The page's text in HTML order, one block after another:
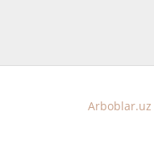
Arboblar.uz